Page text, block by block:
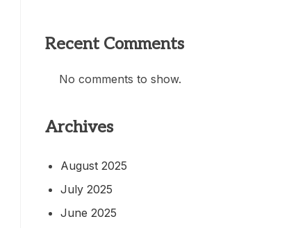
Recent Comments
No comments to show.
Archives
August 2025
July 2025
June 2025